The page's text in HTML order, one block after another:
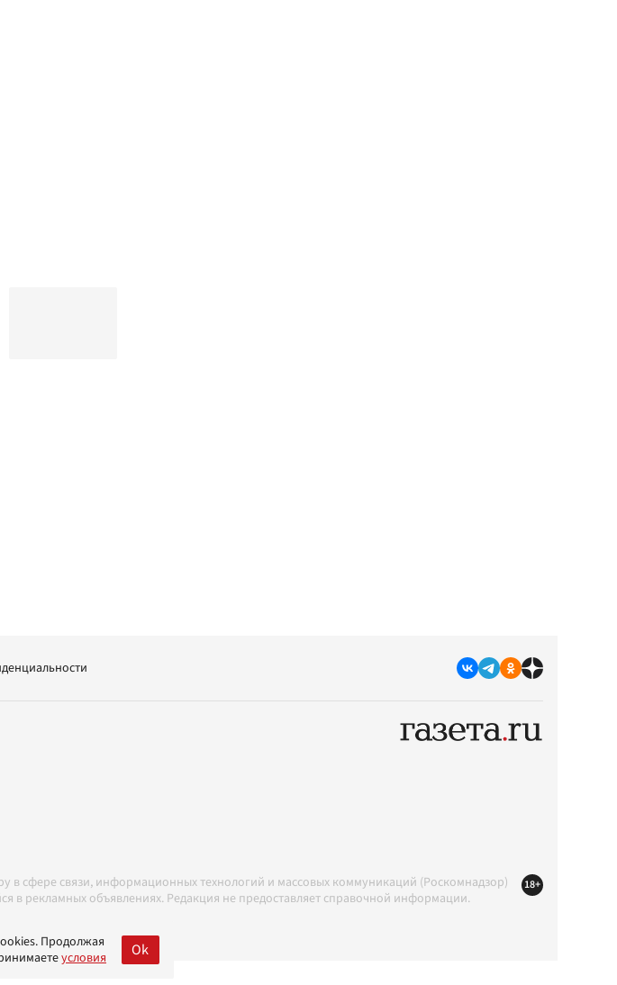
сфере связи, информационных технологий и массовых коммуникаций (Роскомнадзор)
в рекламных объявлениях. Редакция не предоставляет справочной информации.
18+
Продолжая
условия Ok